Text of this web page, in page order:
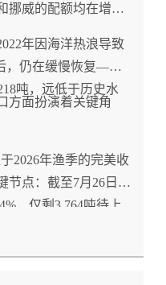
挪威的配额均在增
年因海洋热浪导致
，仍在缓慢恢复——
吨，远低于历史水
方面扮演着关键角
2026年渔季的完美收
节点：截至7月26日，
，仅剩3,764吨待上
延误、劳资谈判推迟